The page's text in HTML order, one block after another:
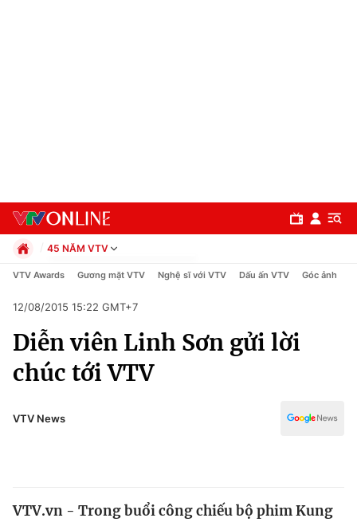
Chuyên mục
Chính trị
45 NĂM VTV
Chính trị
Pháp luật
Kinh tế
Thể thao
Truyền hình
Y tế
VTV Awards Gương mặt VTV Nghệ sĩ với VTV Dấu ấn VTV Góc ảnh
12/08/2015 15:22 GMT+7
Diễn viên Linh Sơn gửi lời
chúc tới VTV
VTV News
VTV.vn - Trong buổi công chiếu bộ phim Kung